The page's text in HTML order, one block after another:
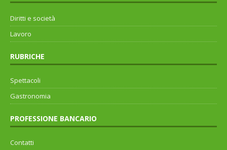
Diritti e società
Lavoro
RUBRICHE
Spettacoli
Gastronomia
PROFESSIONE BANCARIO
Contatti